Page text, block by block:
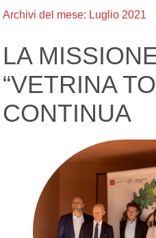
Archivi del mese: Luglio 2021
LA
“VETRINA
CONTINUA